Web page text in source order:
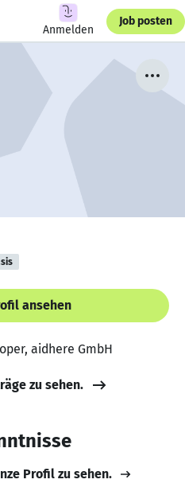
Anmelden
Job posten
ansehen
aidhere GmbH
zu sehen.
Profil zu sehen.